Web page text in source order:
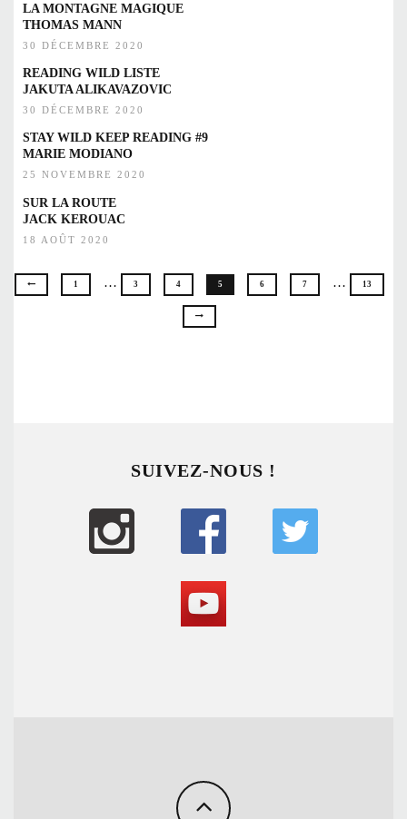
LA MONTAGNE MAGIQUE
THOMAS MANN
30 DÉCEMBRE 2020
READING WILD LISTE
JAKUTA ALIKAVAZOVIC
30 DÉCEMBRE 2020
STAY WILD KEEP READING #9
MARIE MODIANO
25 NOVEMBRE 2020
SUR LA ROUTE
JACK KEROUAC
18 AOÛT 2020
1 … 3 4 5 6 7 … 13
SUIVEZ-NOUS !